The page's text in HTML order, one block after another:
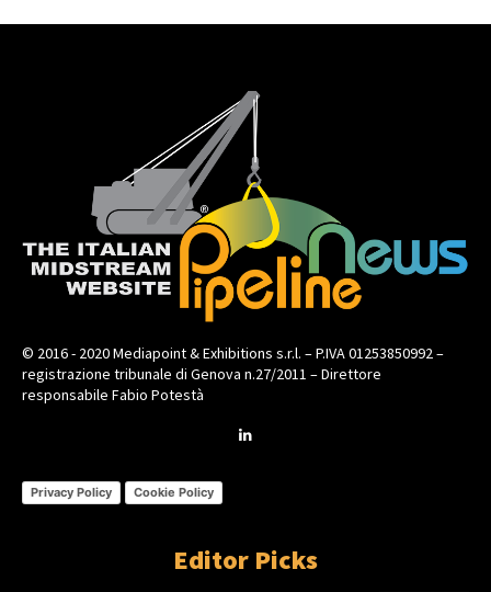
© 2016 - 2020 Mediapoint & Exhibitions s.r.l. – P.IVA 01253850992 –
registrazione tribunale di Genova n.27/2011 – Direttore
responsabile Fabio Potestà
Privacy Policy Cookie Policy
Editor Picks